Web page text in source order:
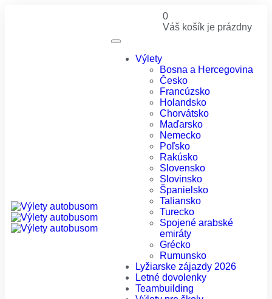
0
Váš košík je prázdny
Výlety
Bosna a Hercegovina
Česko
Francúzsko
Holandsko
Chorvátsko
Maďarsko
Nemecko
Poľsko
Rakúsko
Slovensko
Slovinsko
Španielsko
Taliansko
Turecko
Spojené arabské
emiráty
Grécko
Rumunsko
Lyžiarske zájazdy 2026
Letné dovolenky
Teambuilding